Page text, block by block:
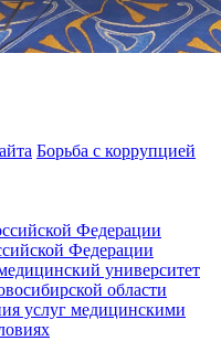
Борьба с коррупцией
Федерации
Федерации
университет
области
услуг медицинскими